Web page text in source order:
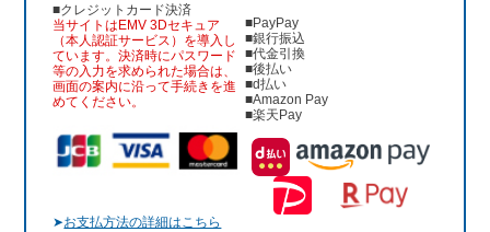
■クレジットカード決済
当サイトはEMV 3Dセキュア
（本人認証サービス）を導入し
ています。決済時にパスワード
等の入力を求められた場合は、
画面の案内に沿って手続きを進
めてください。
■PayPay
■銀行振込
■代金引換
■後払い
■d払い
■Amazon Pay
■楽天Pay
➤お支払方法の詳細はこちら